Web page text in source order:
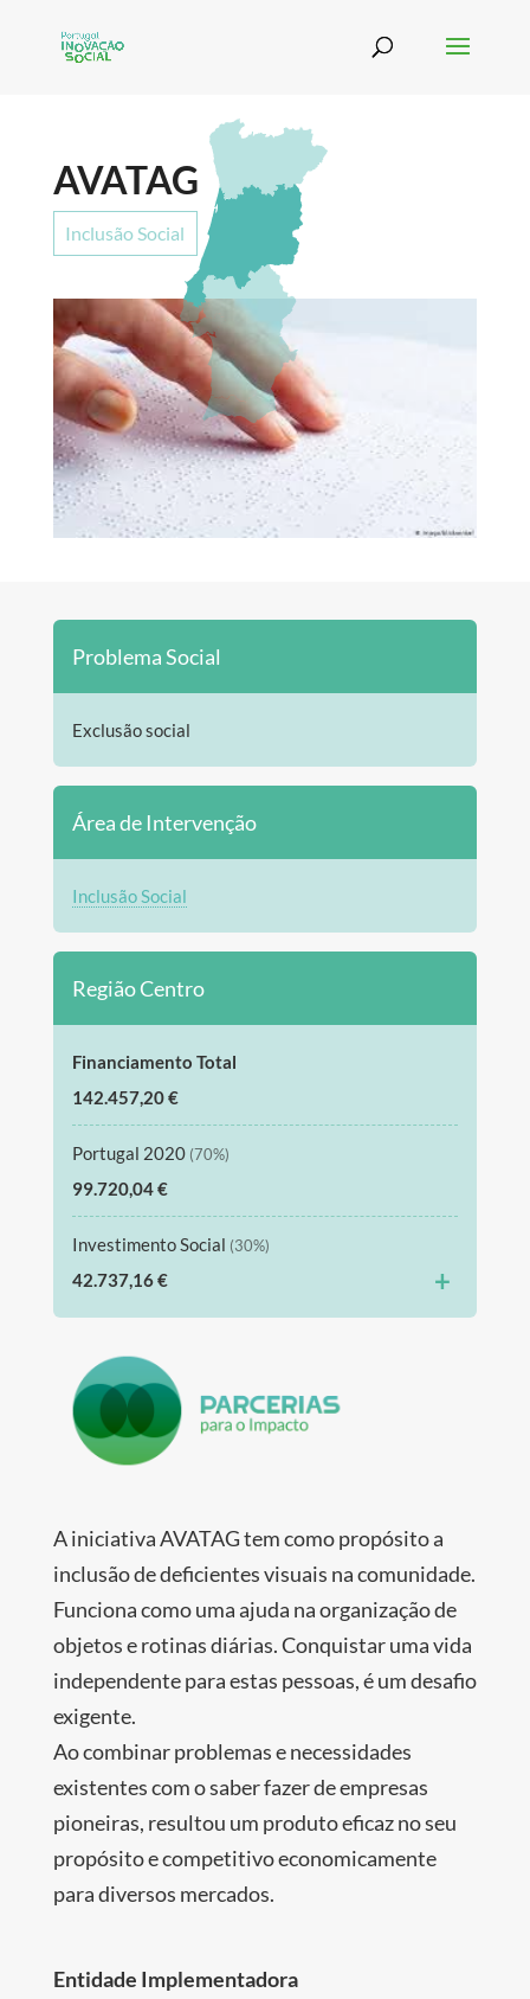
AVATAG
Inclusão Social
Problema Social
Exclusão social
Área de Intervenção
Inclusão Social
Região Centro
Financiamento Total
142.457,20 €
Portugal 2020 (70%)
99.720,04 €
Investimento Social (30%)
42.737,16 € +
A iniciativa AVATAG tem como propósito a
inclusão de deficientes visuais na comunidade.
Funciona como uma ajuda na organização de
objetos e rotinas diárias. Conquistar uma vida
independente para estas pessoas, é um desafio
exigente.
Ao combinar problemas e necessidades
existentes com o saber fazer de empresas
pioneiras, resultou um produto eficaz no seu
propósito e competitivo economicamente
para diversos mercados.
Entidade Implementadora